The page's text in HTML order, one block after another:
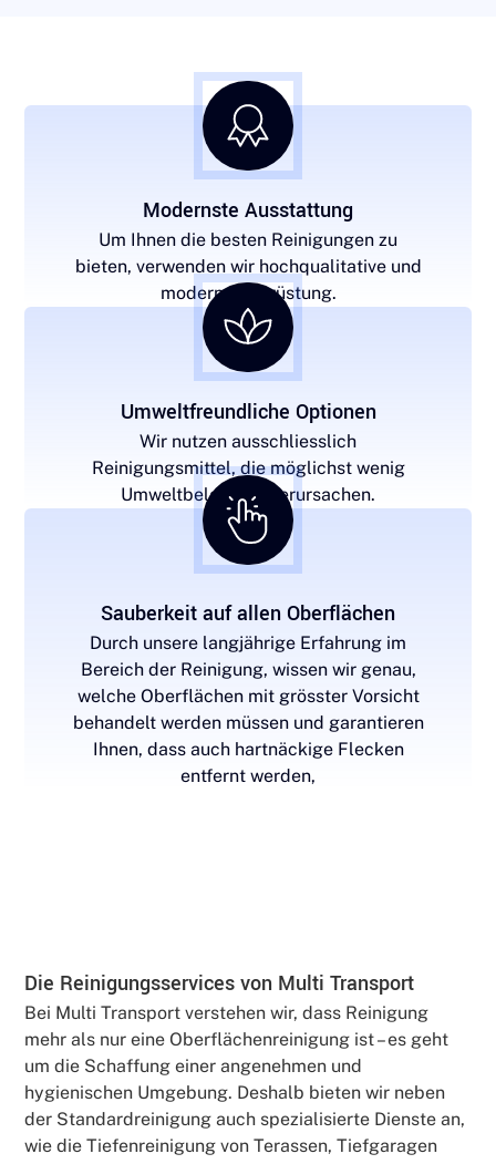
Modernste Ausstattung
Um Ihnen die besten Reinigungen zu
bieten, verwenden wir hochqualitative und
moderne Ausrüstung.
Umweltfreundliche Optionen
Wir nutzen ausschliesslich
Reinigungsmittel, die möglichst wenig
Umweltbelastung verursachen.
Sauberkeit auf allen Oberflächen
Durch unsere langjährige Erfahrung im
Bereich der Reinigung, wissen wir genau,
welche Oberflächen mit grösster Vorsicht
behandelt werden müssen und garantieren
Ihnen, dass auch hartnäckige Flecken
entfernt werden,
Die Reinigungsservices von Multi Transport
Bei Multi Transport verstehen wir, dass Reinigung
mehr als nur eine Oberflächenreinigung ist – es geht
um die Schaffung einer angenehmen und
hygienischen Umgebung. Deshalb bieten wir neben
der Standardreinigung auch spezialisierte Dienste an,
wie die Tiefenreinigung von Terassen, Tiefgaragen